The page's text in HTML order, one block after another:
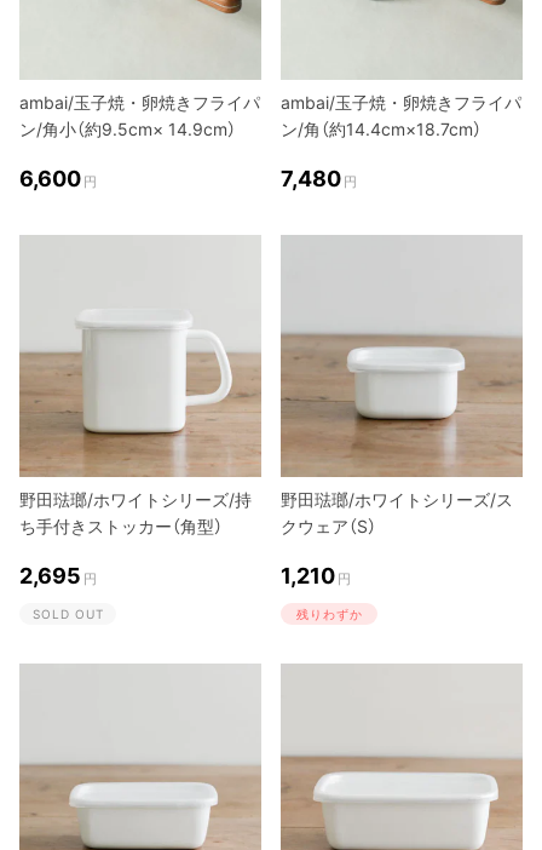
ambai/玉子焼・卵焼きフライパ
ン/角小（約9.5cm× 14.9cm）
6,600 円
ambai/玉子焼・卵焼きフライパ
ン/角（約14.4cm×18.7cm）
7,480 円
野田琺瑯/ホワイトシリーズ/持
ち手付きストッカー（角型）
2,695 円
SOLD OUT
野田琺瑯/ホワイトシリーズ/ス
クウェア（S）
1,210 円
残りわずか